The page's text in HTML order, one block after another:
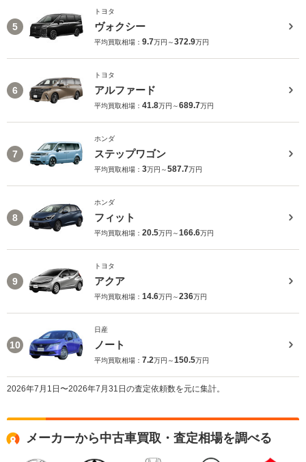
5
トヨタ
ヴォクシー
平均買取相場： 9.7万円～372.9万円
6
トヨタ
アルファード
平均買取相場： 41.8万円～689.7万円
7
ホンダ
ステップワゴン
平均買取相場： 3万円～587.7万円
8
ホンダ
フィット
平均買取相場： 20.5万円～166.6万円
9
トヨタ
アクア
平均買取相場： 14.6万円～236万円
10
日産
ノート
平均買取相場： 7.2万円～150.5万円
2026年7月1日〜2026年7月31日の査定依頼数を元に集計。
メーカーから中古車買取・査定相場を調べる